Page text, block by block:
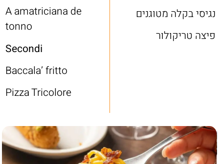
נגיסי בקלה מטוגנים
פיצה טריקולור
A amatriciana de
tonno
Secondi
Baccala’ fritto
PizzaTricolore